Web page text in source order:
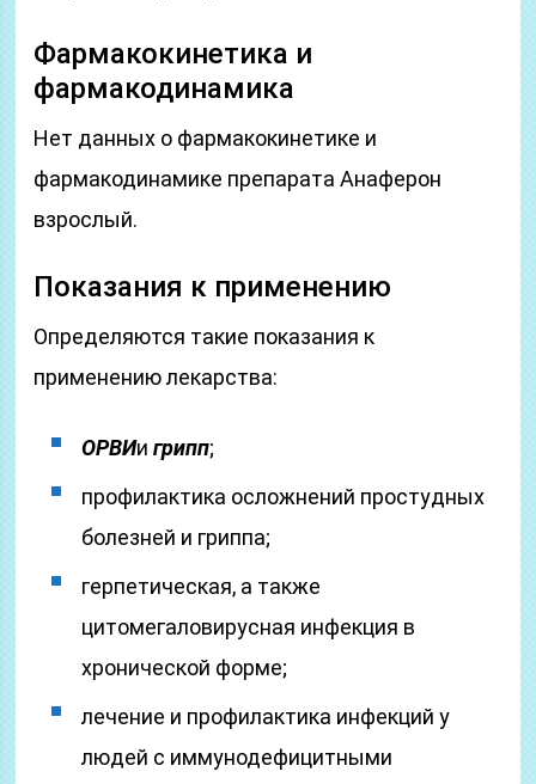
Фармакокинетика и
фармакодинамика
Нет данных о фармакокинетике и
фармакодинамике препарата Анаферон
взрослый.
Показания к применению
Определяются такие показания к
применению лекарства:
ОРВИигрипп;
профилактика осложнений простудных
болезней и гриппа;
герпетическая, а также
цитомегаловирусная инфекция в
хронической форме;
лечение и профилактика инфекций у
людей с иммунодефицитными